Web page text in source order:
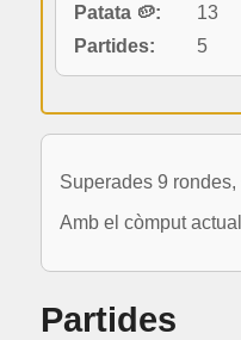
Patata 🥔:
13
Partides:
5
Superades 9
Amb el còmput
Partides